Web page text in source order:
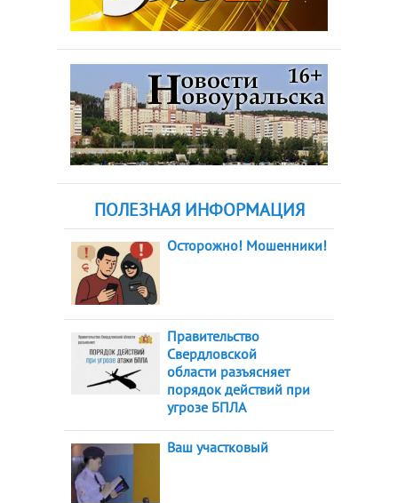
ПОЛЕЗНАЯ ИНФОРМАЦИЯ
Осторожно! Мошенники!
Правительство
Свердловской
области разъясняет
порядок действий при
угрозе БПЛА
Ваш участковый